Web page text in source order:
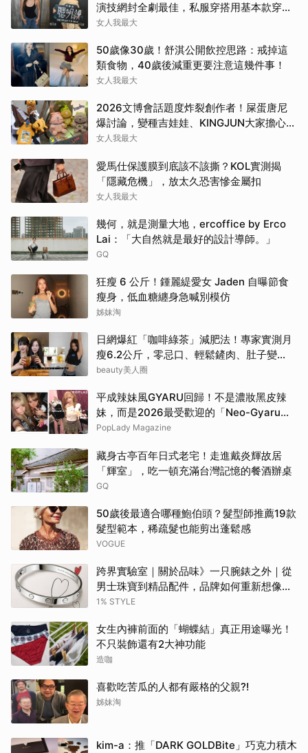
演技網封全劇最佳，私服穿搭用基本款穿出
高級感
女人我最大
50歲像30歲！舒淇公開飲控思路：戒掉這
類食物，40歲後減重更要注意這幾件事！
女人我最大
2026文博會話題度炸裂創作者！屎蛋唐尼
爆討論，變種吉娃娃、KINGJUN大家擔心買
不到
女人我最大
愛馬仕保護膜到底該不該撕？KOL實測揭
「隱藏危機」，放太久恐害慘金屬扣
女人我最大
幾何，就是測量大地，ercoffice by Erco
Lai：「大自然就是最好的設計導師。」
GQ
狂瘦 6 公斤！鍾麗緹愛女 Jaden 自曝節食
瘦身，低血糖纏身急喊別模仿
姊妹淘
日網爆紅「咖啡綠茶」減肥法！專家實測月
瘦6.2公斤，零忌口、輕鬆鏟肉、肚子變
小！
beauty美人圈
平成辣妹風GYARU回歸！不是濃妝黑皮辣
妹，而是2026最受歡迎的「Neo-Gyaru」
穿搭，把平成DNA穿進日常
PopLady Magazine
藏身古亭百年日式老宅！走進戴炎輝故居
「輝室」，吃一頓充滿台灣記憶的餐酒辦桌
GQ
50歲後最適合哪種鮑伯頭？髮型師推薦19款
髮型範本，稀疏髮也能剪出蓬鬆感
VOGUE
跨界實驗室｜關於品味》一只腕錶之外｜從
男士珠寶到精品配件，品牌如何重新想像當
代男性？
1% STYLE
女生內褲前面的「蝴蝶結」真正用途曝光！
不只裝飾還有2大神功能
造咖
喜歡吃苦瓜的人都有嚴格的父親?!
姊妹淘
kim-a：推「DARK GOLDBite」巧克力積木